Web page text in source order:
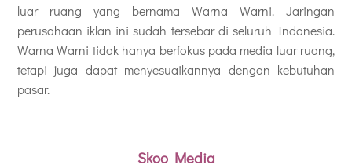
luar ruang yang bernama Warna Warni. Jaringan
perusahaan iklan ini sudah tersebar di seluruh Indonesia.
Warna Warni tidak hanya berfokus pada media luar ruang,
tetapi juga dapat menyesuaikannya dengan kebutuhan
pasar.
Skoo Media